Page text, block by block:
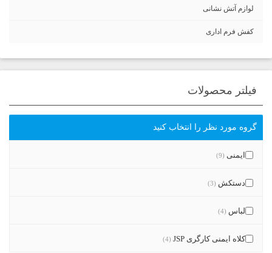
لوازم آتش نشانی
کفش فرم اداری
فیلتر محصولات
گروه مورد نظر را انتخاب کنید
ایمنی (9)
دستکش (3)
لباس (4)
کلاه ایمنی کارگری JSP (4)